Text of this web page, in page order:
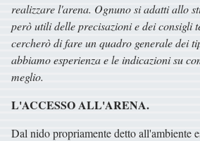
realizzare l'arena. Ognuno si adatti allo
però utili delle precisazioni e dei consigli
cercherò di fare un quadro generale dei
abbiamo esperienza e le indicazioni su
meglio.
L'ACCESSO ALL'ARENA.
Dal nido propriamente detto all'ambiente